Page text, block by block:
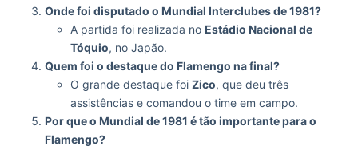
Onde foi disputado o Mundial Interclubes de 1981?
A partida foi realizada no Estádio Nacional de
Tóquio, no Japão.
Quem foi o destaque do Flamengo na final?
O grande destaque foi Zico, que deu três
assistências e comandou o time em campo.
Por que o Mundial de 1981 é tão importante para o
Flamengo?